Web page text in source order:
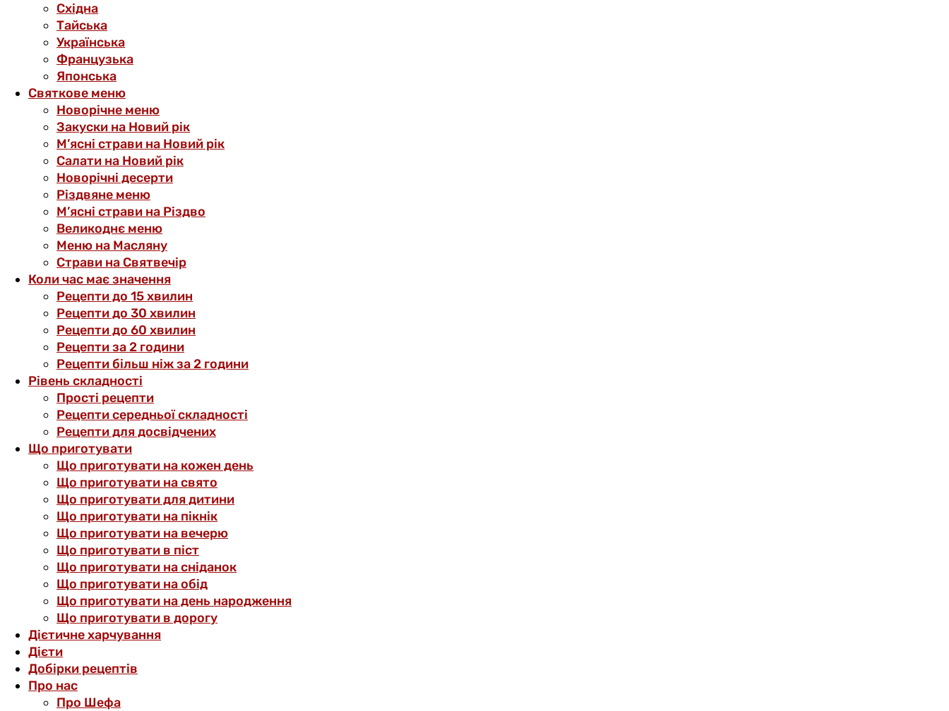
Східна
Тайська
Українська
Французька
Японська
Святкове меню
Новорічне меню
Закуски на Новий рік
М’ясні страви на Новий рік
Салати на Новий рік
Новорічні десерти
Різдвяне меню
М’ясні страви на Різдво
Великоднє меню
Меню на Масляну
Страви на Святвечір
Коли час має значення
Рецепти до 15 хвилин
Рецепти до 30 хвилин
Рецепти до 60 хвилин
Рецепти за 2 години
Рецепти більш ніж за 2 години
Рівень складності
Прості рецепти
Рецепти середньої складності
Рецепти для досвідчених
Що приготувати
Що приготувати на кожен день
Що приготувати на свято
Що приготувати для дитини
Що приготувати на пікнік
Що приготувати на вечерю
Що приготувати в піст
Що приготувати на сніданок
Що приготувати на обід
Що приготувати на день народження
Що приготувати в дорогу
Дієтичне харчування
Дієти
Добірки рецептів
Про нас
Про Шефа